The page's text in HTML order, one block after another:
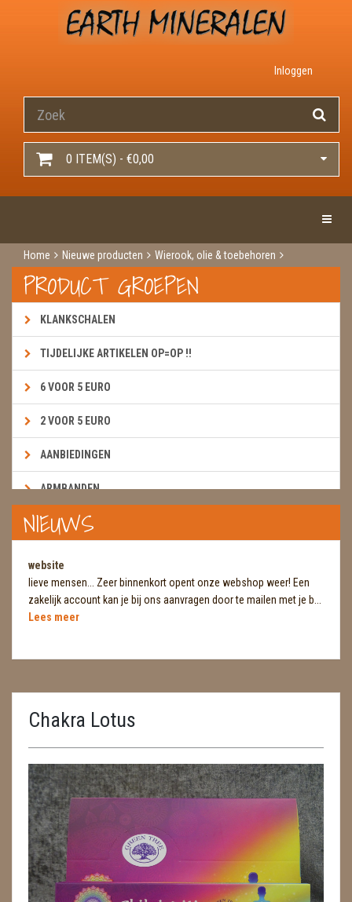
Inloggen
0 ITEM(S) - €0,00
Home Nieuwe producten
Wierook, olie & toebehoren
Wierook
Chakra lotus
PRODUCT GROEPEN
KLANKSCHALEN
TIJDELIJKE ARTIKELEN OP=OP !!
6 VOOR 5 EURO
2 VOOR 5 EURO
AANBIEDINGEN
ARMBANDEN
BOEKEN & KAARTEN E.A.R.T.H.
BROEKZAKSTENEN
CADEAUBONNEN
DIERTJES
DIVERSE
ENGELEN
GEODE 'S / STANDAARDS
GESLEPEN STENEN
HANGERS
HARTEN
NIEUWS
website
lieve mensen... Zeer binnenkort opent onze webshop weer! Een
zakelijk account kan je bij ons aanvragen door te mailen met je b...
Lees meer
Chakra Lotus